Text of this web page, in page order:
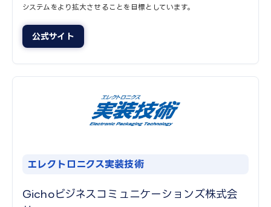
システムをより拡大させることを目標としています。
公式サイト
エレクトロニクス実装技術
Gichoビジネスコミュニケーションズ株式会